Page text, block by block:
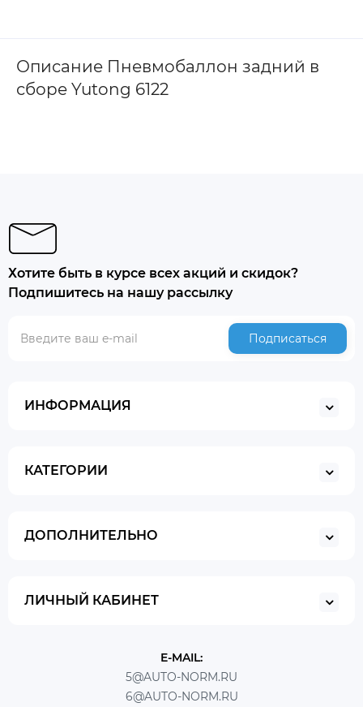
Описание Пневмобаллон задний в
сборе Yutong 6122
Хотите быть в курсе всех акций и скидок?
Подпишитесь на нашу рассылку
Подписаться
ИНФОРМАЦИЯ
КАТЕГОРИИ
ДОПОЛНИТЕЛЬНО
ЛИЧНЫЙ КАБИНЕТ
E-MAIL:
5@AUTO-NORM.RU
6@AUTO-NORM.RU